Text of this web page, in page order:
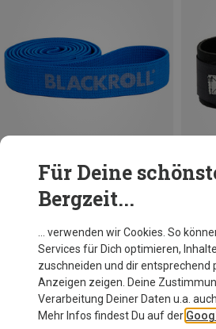
Super Trainingsband
Für Deine
Bergzeit...
… verwenden wir Cookies. So
Services für Dich optimieren,
zuschneiden und dir entsprechend
Anzeigen zeigen. Deine
Verarbeitung Deiner Daten u.a.
Mehr Infos findest Du auf der